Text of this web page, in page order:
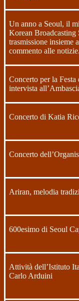
Un anno a Seoul, il
Korean Broadcasting
trasmissione insieme
commento alle notizie.
Concerto per la
intervista
Concerto di Katia
Concerto
Ariran, melodia
600esimo di Seoul
Attività dell’Istituto
Carlo Arduini